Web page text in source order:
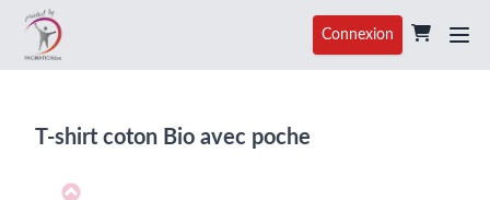
Connexion
T-shirt coton Bio avec poche